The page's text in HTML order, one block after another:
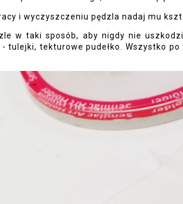
i wyczyszczeniu pędzla nadaj mu
w taki sposób, aby nigdy nie
tulejki, tekturowe pudełko. Wszystko po